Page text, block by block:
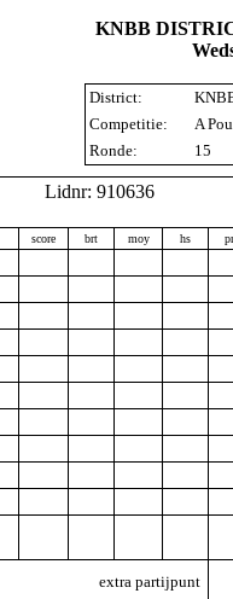
KNBB
District:
Competitie:
A
Ronde:
15
Lidnr: 910636
score brt moy hs
extra partijpunt